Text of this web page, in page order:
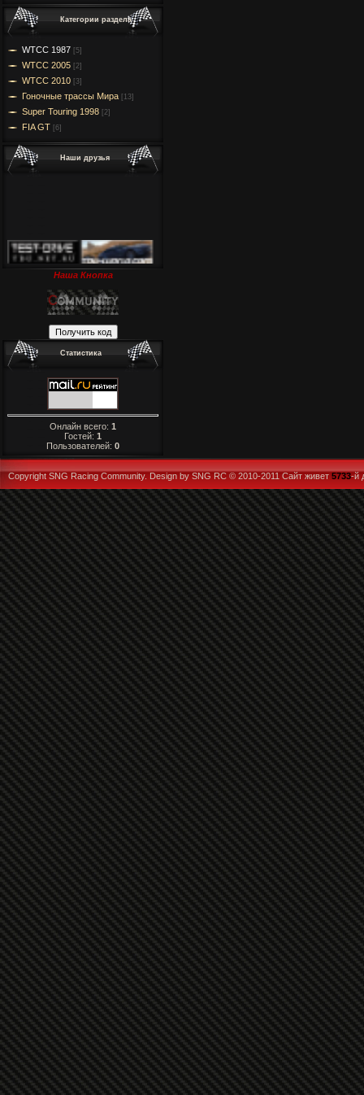
Категории раздела
WTCC 1987 [5]
WTCC 2005 [2]
WTCC 2010 [3]
Гоночные трассы Мира [13]
Super Touring 1998 [2]
FIA GT [6]
Наши друзья
Наша Кнопка
Статистика
Онлайн всего: 1
Гостей: 1
Пользователей: 0
Copyright SNG Racing Community. Design by SNG RC © 2010-2011 Сайт живет 5733-й